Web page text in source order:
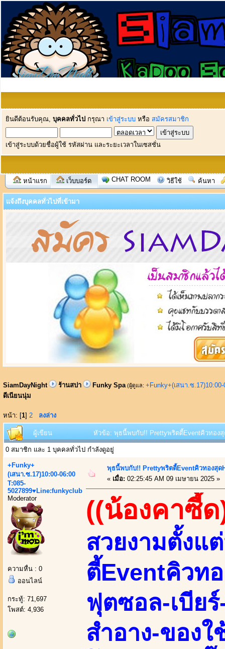
ยินดีต้อนรับคุณ, บุคคลทั่วไป กรุณา เข้าสู่ระบบ หรือ สมัครสมาชิก
เข้าสู่ระบบด้วยชื่อผู้ใช้ รหัสผ่าน และระยะเวลาในเซสชั่น
หน้าแรก เว็บบอร์ด CHAT ROOM วิธีใช้ ค้นหา
แจ้งถึงบุคคลทั่วไปที่เข้ามา
SiamDayNight ร้านสปา Funky Spa (ผู้ดูแล: +Funky+(เสนา.ซ
ดีเนียนนุ่ม
หน้า: [1] 2 ลงล่าง
ผู้เขียน หัวข้อ: พุธนี้พบกับ!! Prettyพริตตี้Eventคิวทอง
0 สมาชิก และ 1 บุคคลทั่วไป กำลังดูอยู่
+Funky+
(เสนา.ซ.17)10:00-06:00
T:085-
5027899♥Line:funkyclub
Moderator
ความหื่น : 0
ออนไลน์
กระทู้: 71,697
โพสต์: 4,936
พุธนี้พบกับ!! Prettyพริตตี้Eventคิวทองสุ
« เมื่อ: 02:25:45 AM 09 เมษายน 2025 »
((น้องคาซี้
สวยงามตั้งแ
ตี้Eventคิวท
ฟุตซอล-เบีย
สำอาง-ของ